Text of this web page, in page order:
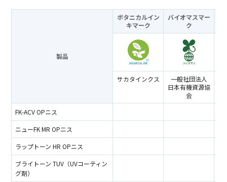
製品
ボタニカルイン
キマーク
バイオマスマー
ク
サカタインクス
一般社団法人
日本有機資源協
会
FK-ACV OPニス
ニューFK MR OPニス
ラップトーン HR OPニス
ブライトーン TUV（UVコーティン
グ剤）